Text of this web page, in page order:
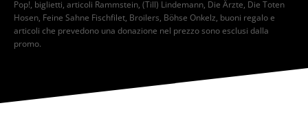
Pop!, biglietti, articoli Rammstein, (Till) Lindemann, Die Ärzte, Die Toten
Hosen, Feine Sahne Fischfilet, Broilers, Böhse Onkelz, buoni regalo e
articoli che prevedono una donazione nel prezzo sono esclusi dalla
promo.